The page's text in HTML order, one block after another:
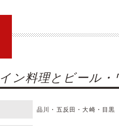
ン料理とビール
品川・五反田・大崎・目黒